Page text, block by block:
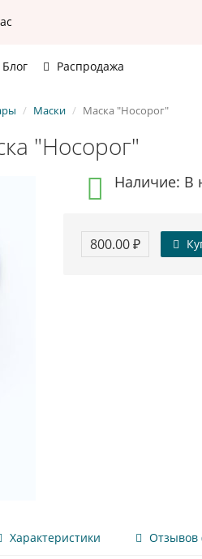
Блог Распродажа
Маски Маска "Носорог"
"Носорог"
Наличие: В
800.00 ₽
Характеристики Отзывов